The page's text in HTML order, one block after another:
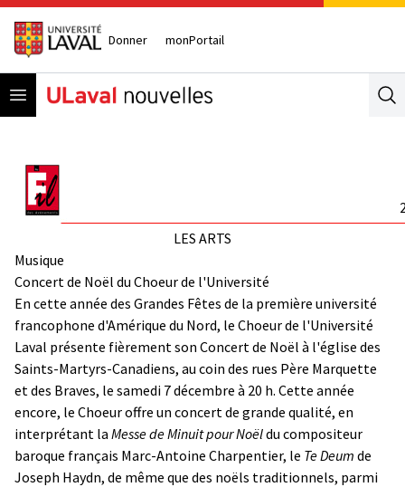
Donner monPortail
Open menu
LES ARTS
Musique
Concert de Noël du Choeur de l'Université
En cette année des Grandes Fêtes de la première université
francophone d'Amérique du Nord, le Choeur de l'Université
Laval présente fièrement son Concert de Noël à l'église des
Saints-Martyrs-Canadiens, au coin des rues Père Marquette
et des Braves, le samedi 7 décembre à 20 h. Cette année
encore, le Choeur offre un concert de grande qualité, en
interprétant la Messe de Minuit pour Noëldu compositeur
baroque français Marc-Antoine Charpentier, le Te Deum de
Joseph Haydn, de même que des noëls traditionnels, parmi